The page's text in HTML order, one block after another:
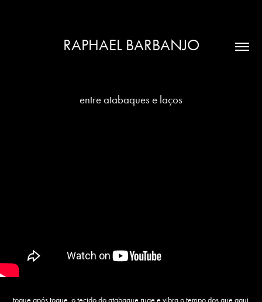
RAPHAEL BARBANJO
entre atabaques e laços
toque após toque. o tecido do atabaque ruge e vibra o tempo dos que aqui